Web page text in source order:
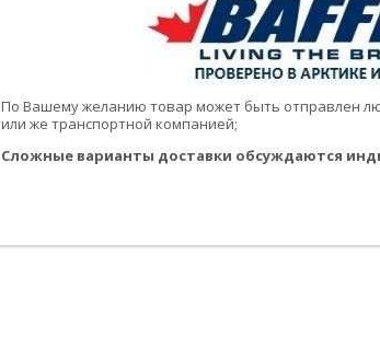
По Вашему желанию товар может быть отправлен
или же транспортной компанией;
Сложные варианты доставки обсуждаются